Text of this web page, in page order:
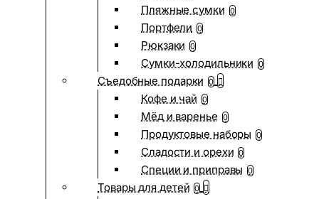
Пляжные сумки 0
Портфели 0
Рюкзаки 0
Сумки-холодильники 0
Съедобные подарки 0
Кофе и чай 0
Мёд и варенье 0
Продуктовые наборы 0
Сладости и орехи 0
Специи и приправы 0
Товары для детей 0